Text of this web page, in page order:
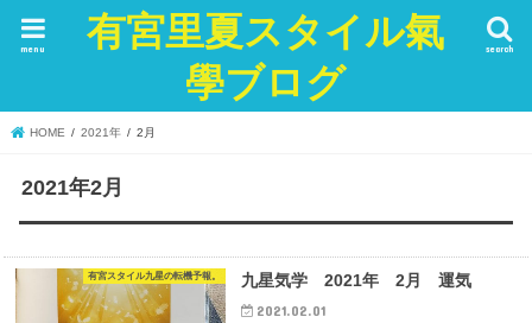
有宮里夏スタイル氣
學ブログ
search
menu
HOME 2021年 2月
2021年2月
有宮スタイル九星の転機予報。 九星気学 2021年 2月 運気
2021.02.01